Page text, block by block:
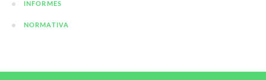
INFORMES
NORMATIVA